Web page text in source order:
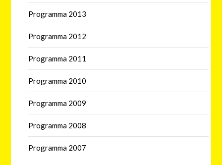
Programma 2013
Programma 2012
Programma 2011
Programma 2010
Programma 2009
Programma 2008
Programma 2007